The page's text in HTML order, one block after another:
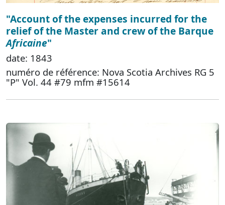
"Account of the expenses incurred for the
relief of the Master and crew of the Barque
Africaine"
date: 1843
numéro de référence: Nova Scotia Archives RG 5
"P" Vol. 44 #79 mfm #15614